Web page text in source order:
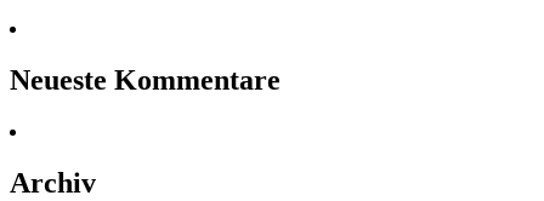
Neueste Kommentare
Archiv